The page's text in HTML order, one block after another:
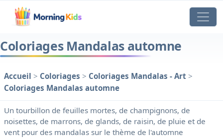
Coloriages Mandalas automne
Accueil > Coloriages > Coloriages Mandalas - Art >
Coloriages Mandalas automne
Un tourbillon de feuilles mortes, de champignons, de
noisettes, de marrons, de glands, de raisin, de pluie et de
vent pour des mandalas sur le thème de l'automne